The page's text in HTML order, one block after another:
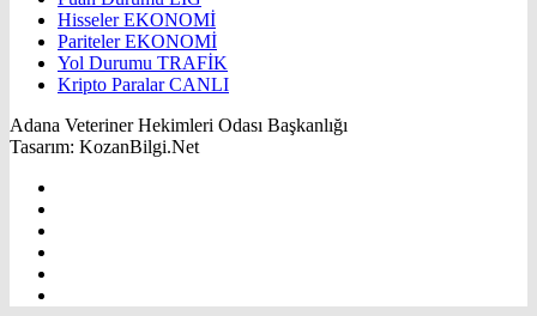
HisselerEKONOMİ
ParitelerEKONOMİ
Yol Durumu TRAFİK
Kripto ParalarCANLI
Adana Veteriner Hekimleri Odası Başkanlığı
Tasarım: KozanBilgi.Net